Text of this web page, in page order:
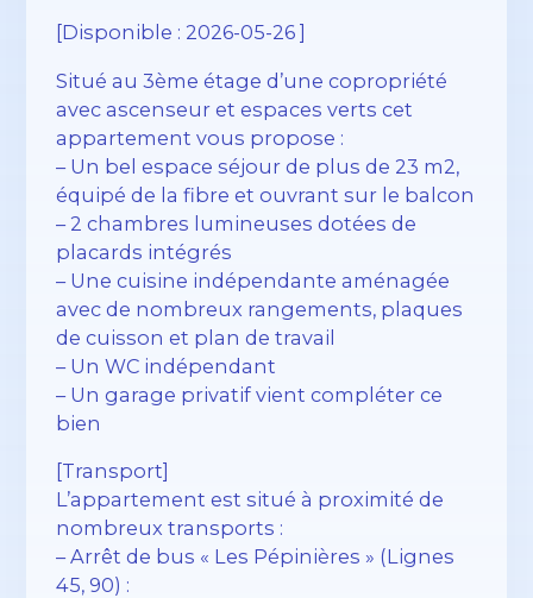
[Disponible : 2026-05-26 ]
Situé au 3ème étage d’une copropriété
avec ascenseur et espaces verts cet
appartement vous propose :
– Un bel espace séjour de plus de 23 m2,
équipé de la fibre et ouvrant sur le balcon
– 2 chambres lumineuses dotées de
placards intégrés
– Une cuisine indépendante aménagée
avec de nombreux rangements, plaques
de cuisson et plan de travail
– Un WC indépendant
– Un garage privatif vient compléter ce
bien
[Transport]
L’appartement est situé à proximité de
nombreux transports :
– Arrêt de bus « Les Pépinières » (Lignes
45, 90) :